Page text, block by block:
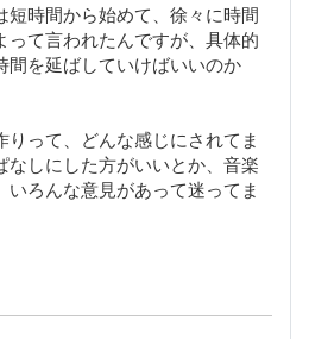
短時間から始めて、徐々に時間
って言われたんですが、具体的
間を延ばしていけばいいのか
って、どんな感じにされてま
なしにした方がいいとか、音楽
いろんな意見があって迷ってま